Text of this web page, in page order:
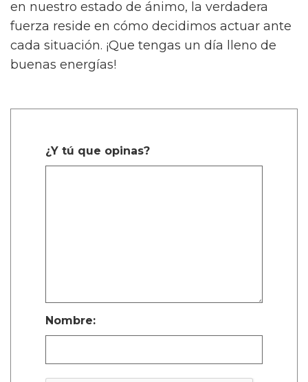
en nuestro estado de ánimo, la verdadera
fuerza reside en cómo decidimos actuar ante
cada situación. ¡Que tengas un día lleno de
buenas energías!
¿Y tú que opinas?
Nombre: